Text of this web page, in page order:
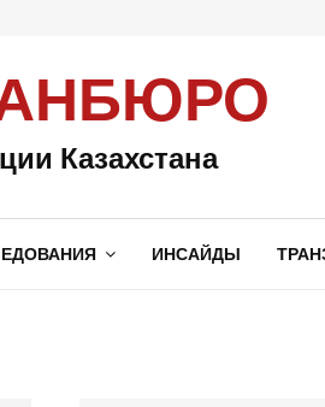
Казахстана
ИНСАЙДЫ